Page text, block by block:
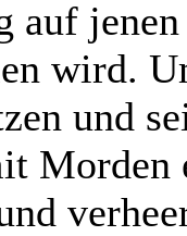
auf
wird.
und
Morden